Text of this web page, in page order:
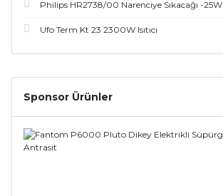
Philips HR2738/00 Narenciye Sıkacağı -25W
Ufo Term Kt 23 2300W Isıtıcı
Sponsor Ürünler